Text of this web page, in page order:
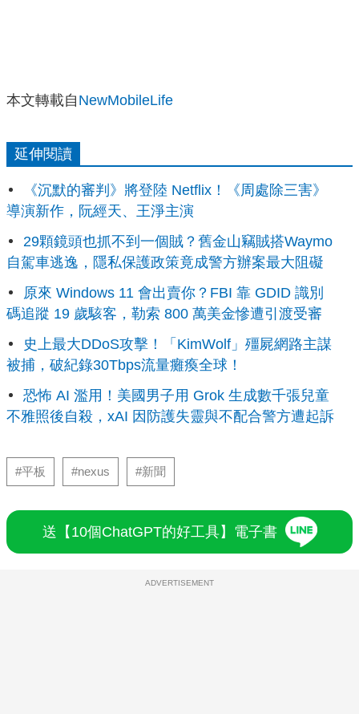
本文轉載自 NewMobileLife
延伸閱讀
《沉默的審判》將登陸 Netflix！《周處除三害》
導演新作，阮經天、王淨主演
29顆鏡頭也抓不到一個賊？舊金山竊賊搭Waymo
自駕車逃逸，隱私保護政策竟成警方辦案最大阻礙
原來 Windows 11 會出賣你？FBI 靠 GDID 識別
碼追蹤 19 歲駭客，勒索 800 萬美金慘遭引渡受審
史上最大DDoS攻擊！「KimWolf」殭屍網路主謀
被捕，破紀錄30Tbps流量癱瘓全球！
恐怖 AI 濫用！美國男子用 Grok 生成數千張兒童
不雅照後自殺，xAI 因防護失靈與不配合警方遭起訴
#平板 #nexus #新聞
送【10個ChatGPT的好工具】電子書
ADVERTISEMENT